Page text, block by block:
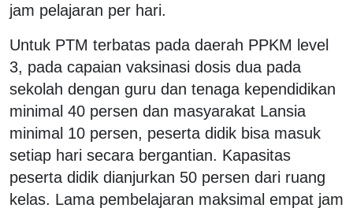
jam pelajaran per hari.
Untuk PTM terbatas pada daerah PPKM level
3, pada capaian vaksinasi dosis dua pada
sekolah dengan guru dan tenaga kependidikan
minimal 40 persen dan masyarakat Lansia
minimal 10 persen, peserta didik bisa masuk
setiap hari secara bergantian. Kapasitas
peserta didik dianjurkan 50 persen dari ruang
kelas. Lama pembelajaran maksimal empat jam